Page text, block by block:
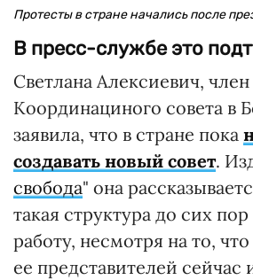
Протесты в стране начались после
В пресс-службе это
Светлана Алексиевич,
Координациного совета в
заявила, что в стране пока
создавать новый совет.
свобода" она
такая структура до сих
работу, несмотря на то,
ее представителей сейчас